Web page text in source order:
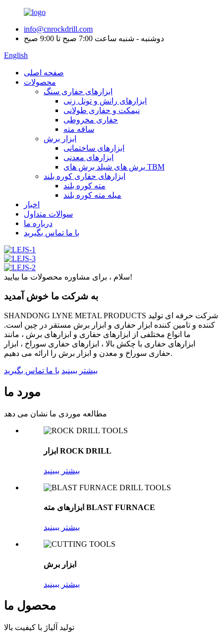
info@cnrockdrill.com
دوشنبه - شنبه ساعت 7:00 صبح تا 9:00 صبح
English
صفحه اصلی
محصولات
ابزارهای حفاری سنگ
ابزارهای رانش و تونل زنی
نیمکت و حفاری طولانی
حفاری مخروطی
ساقه مته
ابزار برش
ابزارهای ساختمانی
ابزارهای معدنی
برش های شیلد برش های TBM
ابزارهای حفاری کوره بلند
مته کوره بلند
میله مته کوره بلند
اخبار
سوالات متداول
درباره ما
با ما تماس بگیرید
سلام ، برای مشاوره محصولات ما بیایید!
به شرکت ما خوش آمدید
SHANDONG LYNE METAL PRODUCTS شرکت حرفه ای تولید
کننده و تامین کننده ابزار حفاری و ابزار برش مستقر در چین است.
ما انواع مختلفی از ابزارهای حفاری و ابزارهای برش ، مانند
ابزارهای حفاری با چکش بالا ، ابزارهای حفاری سوراخ ، ابزار
حفاری سوراخ و معدن و ابزار برش را ارائه می دهیم.
بیشتر ببینید با ما تماس بگیرید
مورد ما
مطالعه موردی ما نشان می دهد
ابزار ROCK DRILL
بیشتر ببینید
ابزارهای مته BLAST FURNACE
بیشتر ببینید
ابزار برش
بیشتر ببینید
محصول ما
تولید آلیاژ با کیفیت بالا